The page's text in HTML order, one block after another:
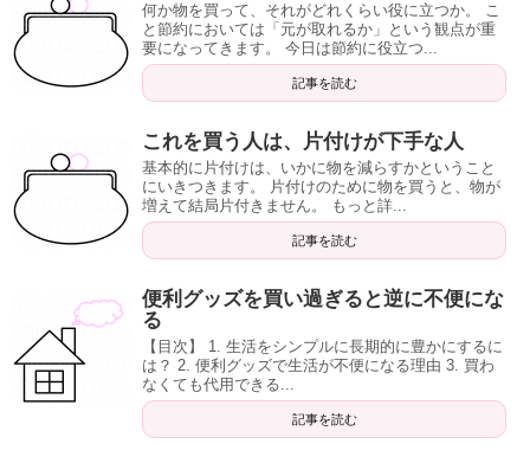
何か物を買って、それがどれくらい役に立つか。 こ
と節約においては「元が取れるか」という観点が重
要になってきます。 今日は節約に役立つ...
記事を読む
これを買う人は、片付けが下手な人
基本的に片付けは、いかに物を減らすかということ
にいきつきます。 片付けのために物を買うと、物が
増えて結局片付きません。 もっと詳...
記事を読む
便利グッズを買い過ぎると逆に不便にな
る
【目次】 1. 生活をシンプルに長期的に豊かにするに
は？ 2. 便利グッズで生活が不便になる理由 3. 買わ
なくても代用できる...
記事を読む